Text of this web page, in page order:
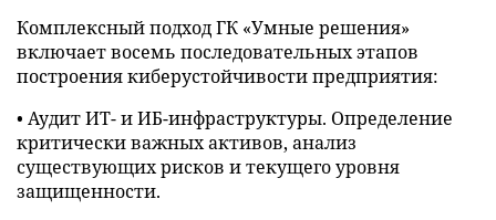
Комплексный подход ГК «Умные решения»
включает восемь последовательных этапов
построения киберустойчивости предприятия:
• Аудит ИТ- и ИБ-инфраструктуры. Определение
критически важных активов, анализ
существующих рисков и текущего уровня
защищенности.